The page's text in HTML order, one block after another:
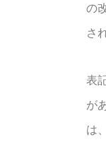
の
さ
表
が
は